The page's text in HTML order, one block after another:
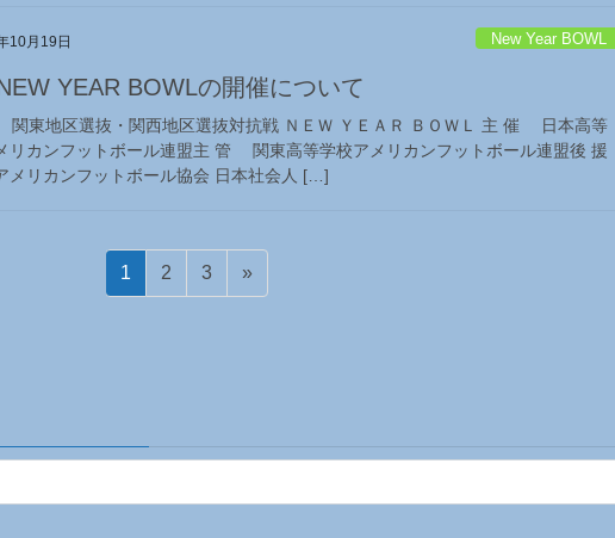
10月19日 New Year BOWL
YEAR BOWLの開催について
東地区選抜・関西地区選抜対抗戦 ＮＥＷ ＹＥＡＲ ＢＯＷＬ 主 催 日本高等
リカンフットボール連盟主 管 関東高等学校アメリカンフットボール連盟後 援
メリカンフットボール協会 日本社会人 […]
固
定
1
固
定
2
固
定
3 »